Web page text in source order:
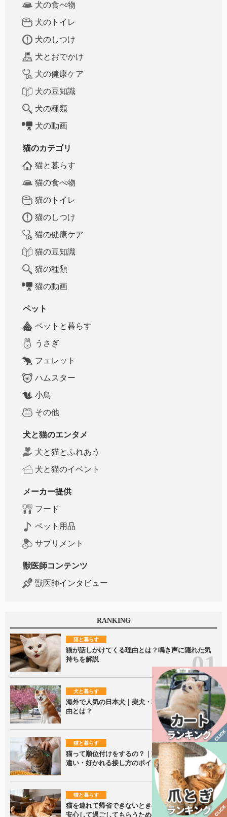
犬の食べ物
犬のトイレ
犬のしつけ
犬とおでかけ
犬の健康ケア
犬の豆知識
犬の種類
犬の動画
猫のカテゴリ
猫と暮らす
猫の食べ物
猫のトイレ
猫のしつけ
猫の健康ケア
猫の豆知識
猫の種類
猫の動画
ペット
ペットと暮らす
うさぎ
フェレット
ハムスター
小鳥
その他
犬と猫のエンタメ
犬と猫とふれあう
犬と猫のイベント
メーカー提供
フード
ペット用品
サプリメント
獣医師コンテンツ
獣医師インタビュー
RANKING
猫と暮らす
猫が話しかけてくる理由とは？鳴き声に隠れた気
持ちを解説
犬と暮らす
海外で人気の日本犬｜柴犬・秋田犬が愛される理
由とは？
猫と暮らす
猫って順位付けをするの？｜家族内での接し方の
違い・好かれる接し方のポイントを解説！
猫と暮らす
猫を連れて帰省できないときの留守番ポイント｜
安心して過ごしてもらうための準備を解説